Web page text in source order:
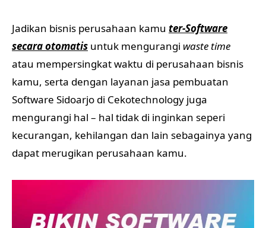
Jadikan bisnis perusahaan kamu ter-Software
secara otomatis untuk mengurangi waste time
atau mempersingkat waktu di perusahaan bisnis
kamu, serta dengan layanan jasa pembuatan
Software Sidoarjo di Cekotechnology juga
mengurangi hal – hal tidak di inginkan seperi
kecurangan, kehilangan dan lain sebagainya yang
dapat merugikan perusahaan kamu.